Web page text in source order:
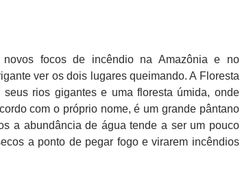
focos de incêndio na Amazônia e no
ver os dois lugares queimando. A Floresta
rios gigantes e uma floresta úmida, onde
com o próprio nome, é um grande pântano
a abundância de água tende a ser um pouco
a ponto de pegar fogo e virarem incêndios